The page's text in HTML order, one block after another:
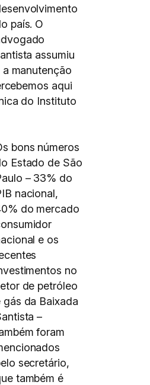
país. O
assumiu
manutenção
aqui
do Instituto
bons números
Estado de São
– 33% do
nacional,
do mercado
e os
no
de petróleo
gás da Baixada
–
foram
secretário,
também é